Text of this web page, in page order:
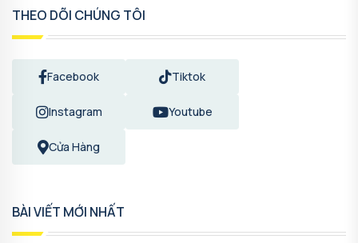
THEO DÕI CHÚNG TÔI
Facebook Tiktok
Instagram Youtube
Cửa Hàng
BÀI VIẾT MỚI NHẤT